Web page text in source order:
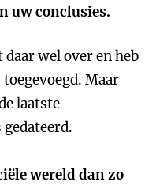
uw conclusies.
wel over en heb
Maar
laatste
wereld dan zo